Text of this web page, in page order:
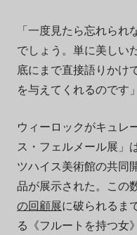
「一度見たら忘れら
でしょう。単に美しい
底にまで直接語りかけ
を与えてくれるのです」
ウィーロックがキュレ
ス・フェルメール展」
ツハイス美術館の共同
品が展示された。この数
の回顧展に破られるま
る《フルートを持つ女